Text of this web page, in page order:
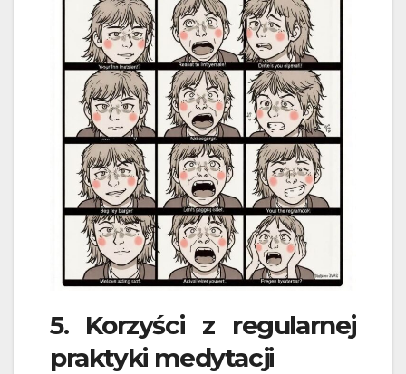
5. Korzyści z regularnej
praktyki medytacji